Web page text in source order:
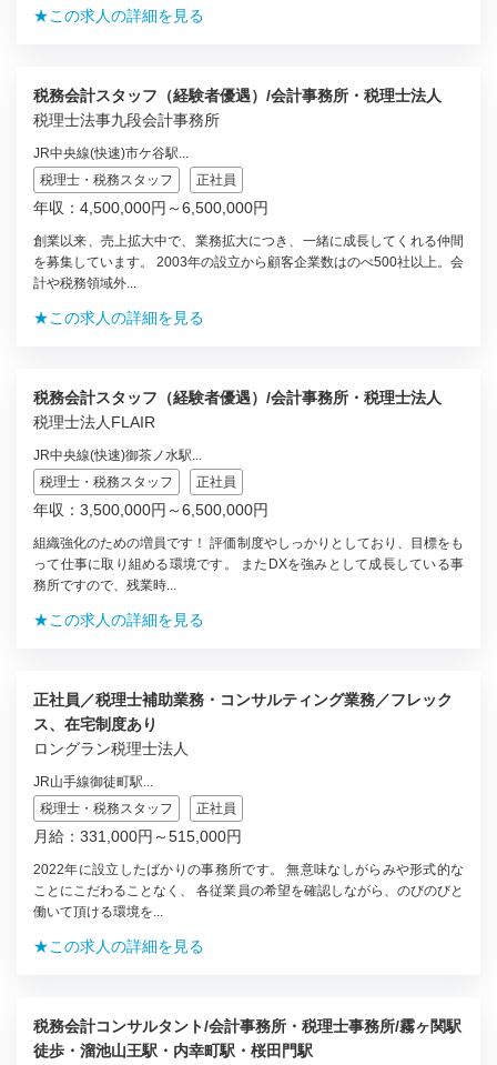
★この求人の詳細を見る
税務会計スタッフ（経験者優遇）/会計事務所・税理士法人
税理士法事九段会計事務所
JR中央線(快速)市ケ谷駅...
税理士・税務スタッフ
正社員
年収：4,500,000円～6,500,000円
創業以来、売上拡大中で、業務拡大につき、一緒に成長してくれる仲間
を募集しています。 2003年の設立から顧客企業数はのべ500社以上。会
計や税務領域外...
★この求人の詳細を見る
税務会計スタッフ（経験者優遇）/会計事務所・税理士法人
税理士法人FLAIR
JR中央線(快速)御茶ノ水駅...
税理士・税務スタッフ
正社員
年収：3,500,000円～6,500,000円
組織強化のための増員です！ 評価制度やしっかりとしており、目標をも
って仕事に取り組める環境です。 またDXを強みとして成長している事
務所ですので、残業時...
★この求人の詳細を見る
正社員／税理士補助業務・コンサルティング業務／フレック
ス、在宅制度あり
ロングラン税理士法人
JR山手線御徒町駅...
税理士・税務スタッフ
正社員
月給：331,000円～515,000円
2022年に設立したばかりの事務所です。 無意味なしがらみや形式的な
ことにこだわることなく、 各従業員の希望を確認しながら、のびのびと
働いて頂ける環境を...
★この求人の詳細を見る
税務会計コンサルタント/会計事務所・税理士事務所/霧ヶ関駅
徒歩・溜池山王駅・内幸町駅・桜田門駅